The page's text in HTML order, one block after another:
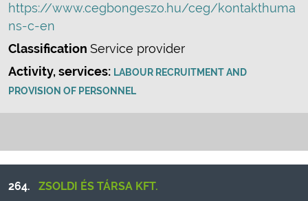
https://www.cegbongeszo.hu/ceg/kontakthuma
ns-c-en
Classification Service provider
Activity, services: LABOUR RECRUITMENT AND
PROVISION OF PERSONNEL
264. ZSOLDI ÉS TÁRSA KFT.